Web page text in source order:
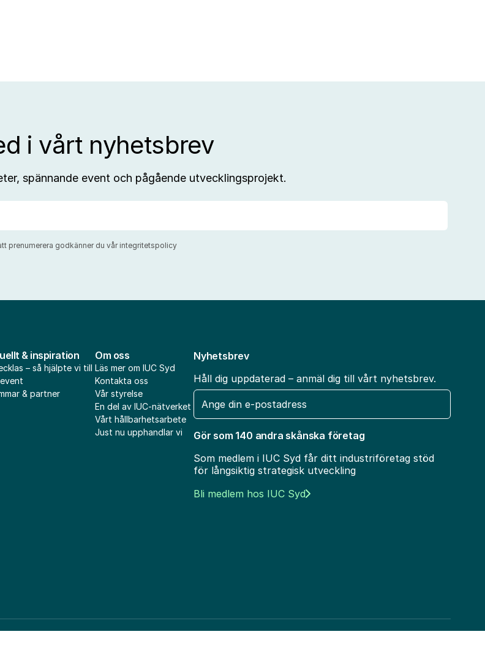
i vårt nyhetsbrev
spännande event och pågående utvecklingsprojekt.
prenumerera godkänner du vår integritetspolicy
& inspiration
– så hjälpte vi till
& partner
Om oss
Läs mer om IUC Syd
Kontakta oss
Vår styrelse
En del av IUC-nätverket
Vårt hållbarhetsarbete
Just nu upphandlar vi
Nyhetsbrev
Håll dig uppdaterad – anmäl dig till vårt nyhetsbrev.
E-
post
Gör som 140 andra skånska företag
Som medlem i IUC Syd får ditt industriföretag stöd
för långsiktig strategisk utveckling
Bli medlem hos IUC Syd